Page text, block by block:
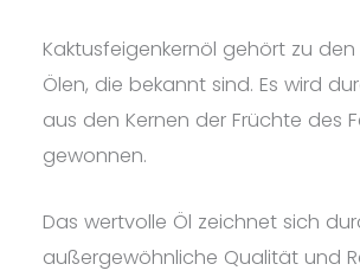
Kaktusfeigenkernöl gehört zu
Ölen, die bekannt sind. Es wird
aus den Kernen der Früchte des
gewonnen.
Das wertvolle Öl zeichnet sich
außergewöhnliche Qualität und